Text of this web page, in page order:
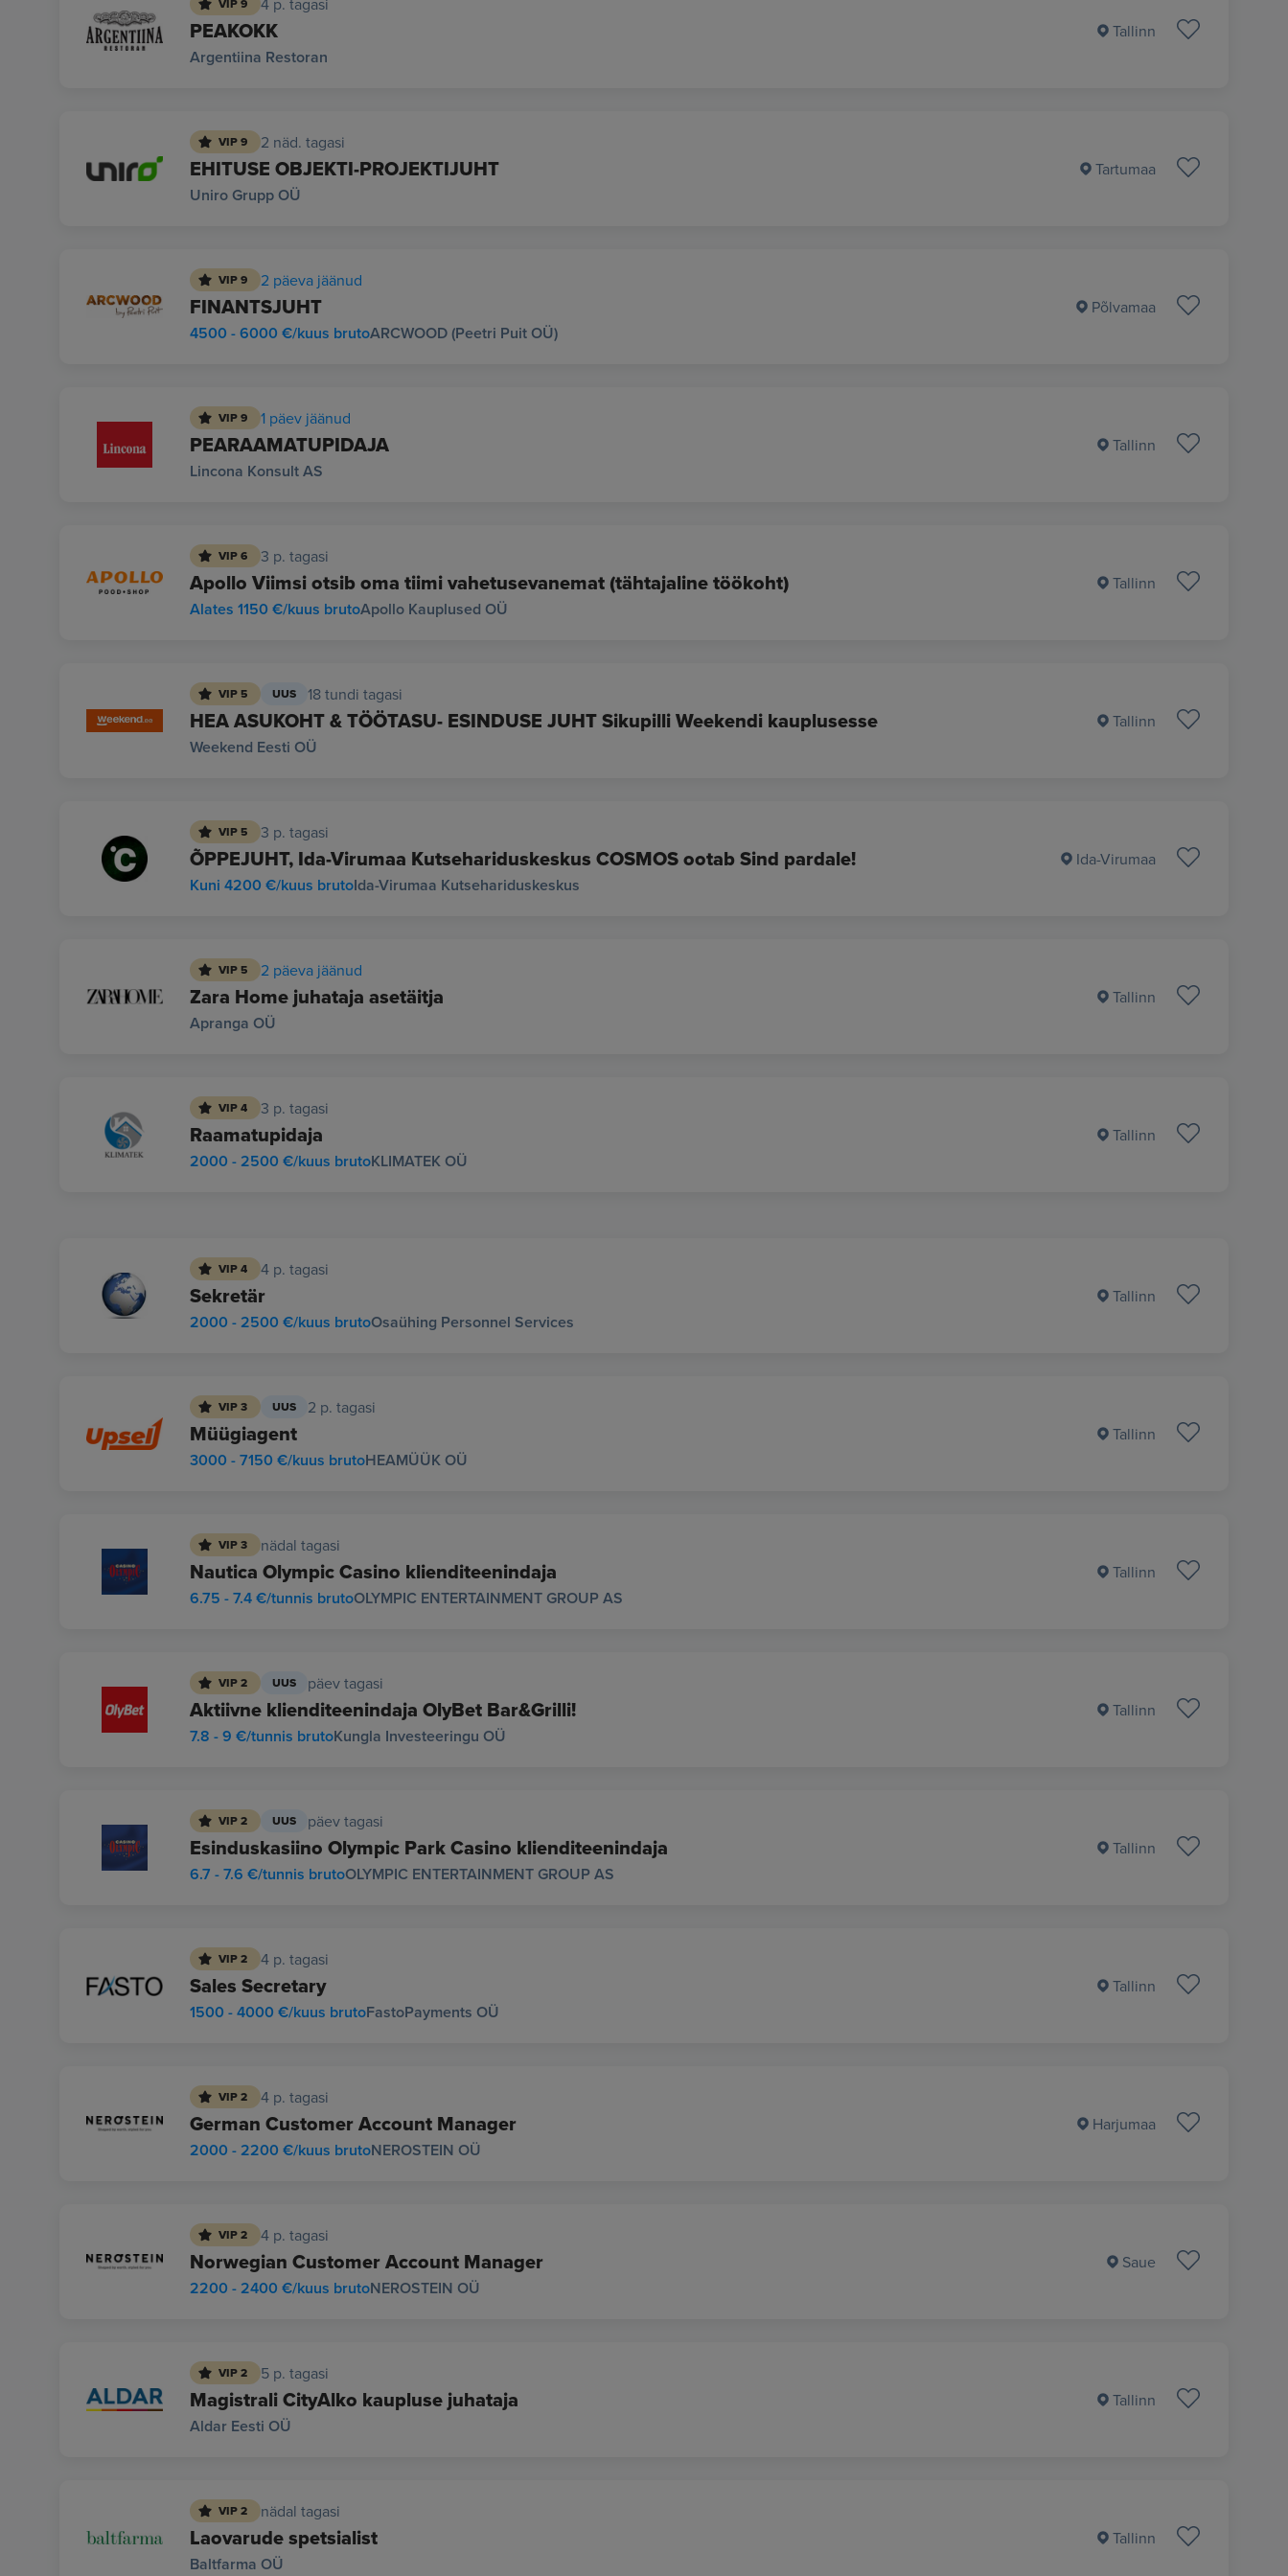
VIP 9
PEAKOKK
Argentiina Restoran
Tallinn
VIP 9 2 näd. tagasi
EHITUSE OBJEKTI-PROJEKTIJUHT
Uniro Grupp OÜ
Tartumaa
VIP 9 2 päeva jäänud
FINANTSJUHT
ARCWOOD (Peetri Puit OÜ)
4500 - 6000 €/kuus bruto
Põlvamaa
VIP 9 1 päev jäänud
PEARAAMATUPIDAJA
Lincona Konsult AS
Tallinn
VIP 6 3 p. tagasi
Apollo Viimsi otsib oma tiimi vahetusevanemat (tähtajaline töökoht)
Apollo Kauplused OÜ
Alates 1150 €/kuus bruto
Tallinn
VIP 5 UUS 18 tundi tagasi
HEA ASUKOHT & TÖÖTASU- ESINDUSE JUHT Sikupilli Weekendi kauplusesse
Weekend Eesti OÜ
Tallinn
VIP 5 3 p. tagasi
ÕPPEJUHT, Ida-Virumaa Kutsehariduskeskus COSMOS ootab Sind pardale!
Ida-Virumaa Kutsehariduskeskus
Kuni 4200 €/kuus bruto
Ida-Virumaa
VIP 5 2 päeva jäänud
Zara Home juhataja asetäitja
Apranga OÜ
Tallinn
VIP 4 3 p. tagasi
Raamatupidaja
KLIMATEK OÜ
2000 - 2500 €/kuus bruto
Tallinn
VIP 4 4 p. tagasi
Sekretär
Osaühing Personnel Services
2000 - 2500 €/kuus bruto
Tallinn
VIP 3 UUS 2 p. tagasi
Müügiagent
HEAMÜÜK OÜ
3000 - 7150 €/kuus bruto
Tallinn
VIP 3 nädal tagasi
Nautica Olympic Casino klienditeenindaja
OLYMPIC ENTERTAINMENT GROUP AS
6.75 - 7.4 €/tunnis bruto
Tallinn
VIP 2 UUS päev tagasi
Aktiivne klienditeenindaja OlyBet Bar&Grilli!
Kungla Investeeringu OÜ
7.8 - 9 €/tunnis bruto
Tallinn
VIP 2 UUS päev tagasi
Esinduskasiino Olympic Park Casino klienditeenindaja
OLYMPIC ENTERTAINMENT GROUP AS
6.7 - 7.6 €/tunnis bruto
Tallinn
VIP 2 4 p. tagasi
Sales Secretary
FastoPayments OÜ
1500 - 4000 €/kuus bruto
Tallinn
VIP 2 4 p. tagasi
German Customer Account Manager
NEROSTEIN OÜ
2000 - 2200 €/kuus bruto
Harjumaa
VIP 2 4 p. tagasi
Norwegian Customer Account Manager
NEROSTEIN OÜ
2200 - 2400 €/kuus bruto
Saue
VIP 2 5 p. tagasi
Magistrali CityAlko kaupluse juhataja
Aldar Eesti OÜ
Tallinn
VIP 2 nädal tagasi
Laovarude spetsialist
Baltfarma OÜ
Tallinn